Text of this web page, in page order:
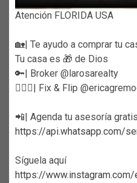
Atención FLORIDA USA
🏡| Te ayudo a comprar tu
Tu casa es 🎁 de Dios
🔑| Broker @larosarealty
👷🏼‍♀️| Fix & Flip
📲| Agenda tu asesoría
https://api.whatsapp.com/
Síguela aquí
https://